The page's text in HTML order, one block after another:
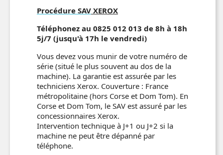
Procédure SAV XEROX
Téléphonez au 0825 012 013 de 8h à 18h
5j/7 (jusqu'à 17h le vendredi)
Vous devez vous munir de votre numéro de
série (situé le plus souvent au dos de la
machine). La garantie est assurée par les
techniciens Xerox. Couverture : France
métropolitaine (hors Corse et Dom Tom). En
Corse et Dom Tom, le SAV est assuré par les
concessionnaires Xerox.
Intervention technique à J+1 ou J+2 si la
machine ne peut être dépanné par
téléphone.